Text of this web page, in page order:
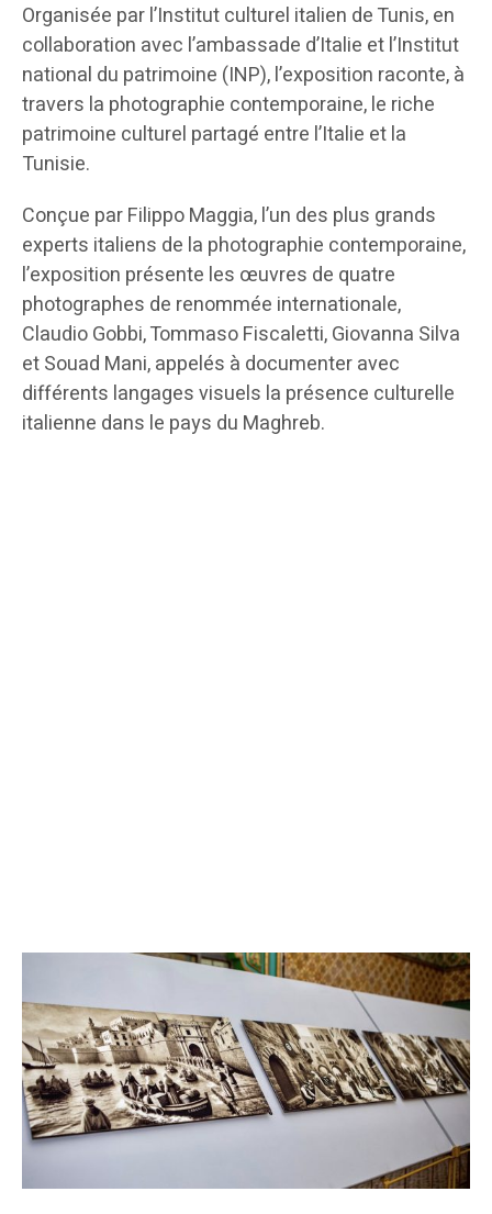
Organisée par l’Institut culturel italien de Tunis, en
collaboration avec l’ambassade d’Italie et l’Institut
national du patrimoine (INP), l’exposition raconte, à
travers la photographie contemporaine, le riche
patrimoine culturel partagé entre l’Italie et la
Tunisie.
Conçue par Filippo Maggia, l’un des plus grands
experts italiens de la photographie contemporaine,
l’exposition présente les œuvres de quatre
photographes de renommée internationale,
Claudio Gobbi, Tommaso Fiscaletti, Giovanna Silva
et Souad Mani, appelés à documenter avec
différents langages visuels la présence culturelle
italienne dans le pays du Maghreb.